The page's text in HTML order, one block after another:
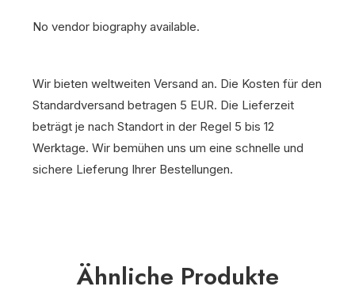
No vendor biography available.
Wir bieten weltweiten Versand an. Die Kosten für den
Standardversand betragen 5 EUR. Die Lieferzeit
beträgt je nach Standort in der Regel 5 bis 12
Werktage. Wir bemühen uns um eine schnelle und
sichere Lieferung Ihrer Bestellungen.
Ähnliche Produkte